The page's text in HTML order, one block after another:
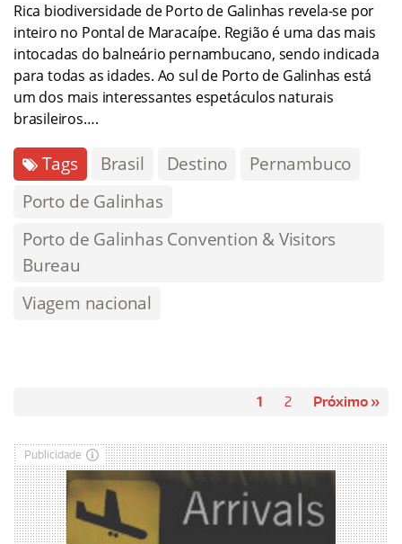
Rica biodiversidade de Porto de Galinhas revela-se por
inteiro no Pontal de Maracaípe. Região é uma das mais
intocadas do balneário pernambucano, sendo indicada
para todas as idades. Ao sul de Porto de Galinhas está
um dos mais interessantes espetáculos naturais
brasileiros….
Tags Brasil Destino
Pernambuco
Porto de Galinhas
Porto de Galinhas Convention & Visitors
Bureau
Viagem nacional
1 2 Próximo »
Publicidade